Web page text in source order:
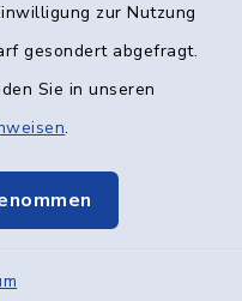
zur Nutzung
gesondert abgefragt.
Sie in unseren
.